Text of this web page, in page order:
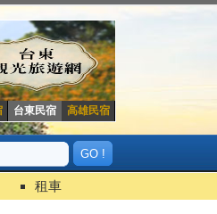
台東民宿 高雄民宿
租車